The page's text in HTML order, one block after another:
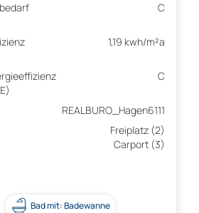
C
1,19 kwh/m²a
C
REALBURO_Hagen6111
Freiplatz (2)
Carport (3)
Bad mit: Badewanne